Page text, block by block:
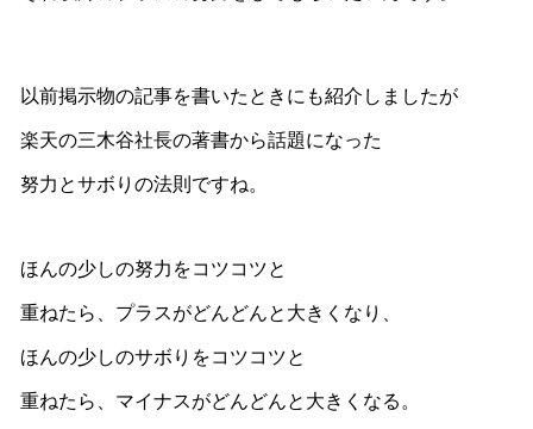
以前掲示物の記事を書いたときにも紹介しましたが
楽天の三木谷社長の著書から話題になった
努力とサボりの法則ですね。
ほんの少しの努力をコツコツと
重ねたら、プラスがどんどんと大きくなり、
ほんの少しのサボりをコツコツと
重ねたら、マイナスがどんどんと大きくなる。